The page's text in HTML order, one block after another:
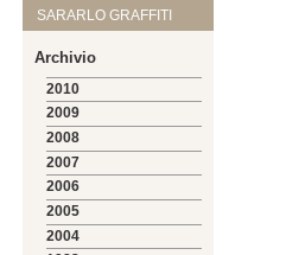
SARARLO GRAFFITI
Archivio
2010
2009
2008
2007
2006
2005
2004